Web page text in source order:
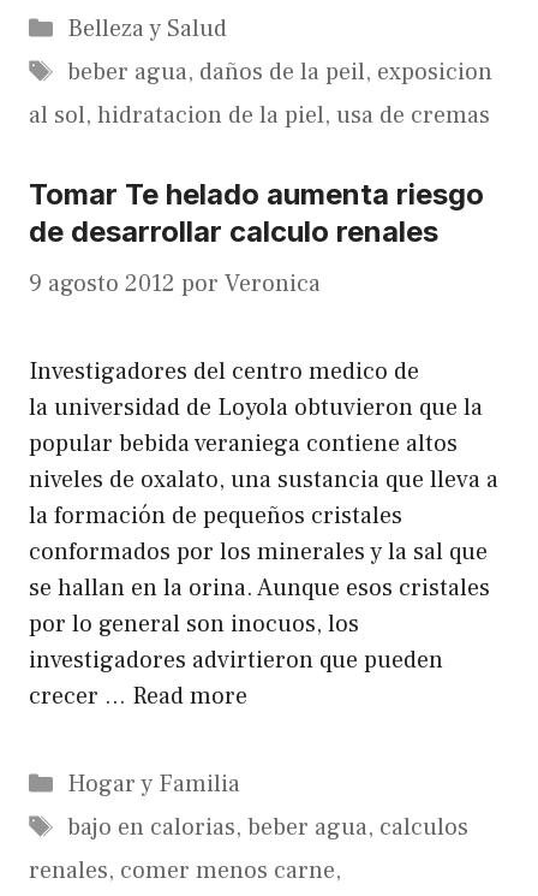
Categorías
Belleza y Salud
Etiquetas
beber agua, daños de la peil, exposicion
al sol, hidratacion de la piel, usa de cremas
Tomar Te helado aumenta riesgo
de desarrollar calculo renales
9 agosto 2012 por Veronica
Investigadores del centro medico de
la universidad de Loyola obtuvieron que la
popular bebida veraniega contiene altos
niveles de oxalato, una sustancia que lleva a
la formación de pequeños cristales
conformados por los minerales y la sal que
se hallan en la orina. Aunque esos cristales
por lo general son inocuos, los
investigadores advirtieron que pueden
crecer … Read more
Categorías
Hogar y Familia
Etiquetas
bajo en calorias, beber agua, calculos
renales, comer menos carne,